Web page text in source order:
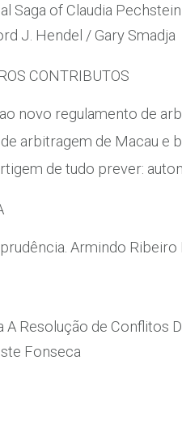
Saga of Claudia
J. Hendel / Gary Smadja
CONTRIBUTOS
novo regulamento de
arbitragem de Macau e
de tudo prever:
Armindo
A Resolução de Conflitos
Fonseca